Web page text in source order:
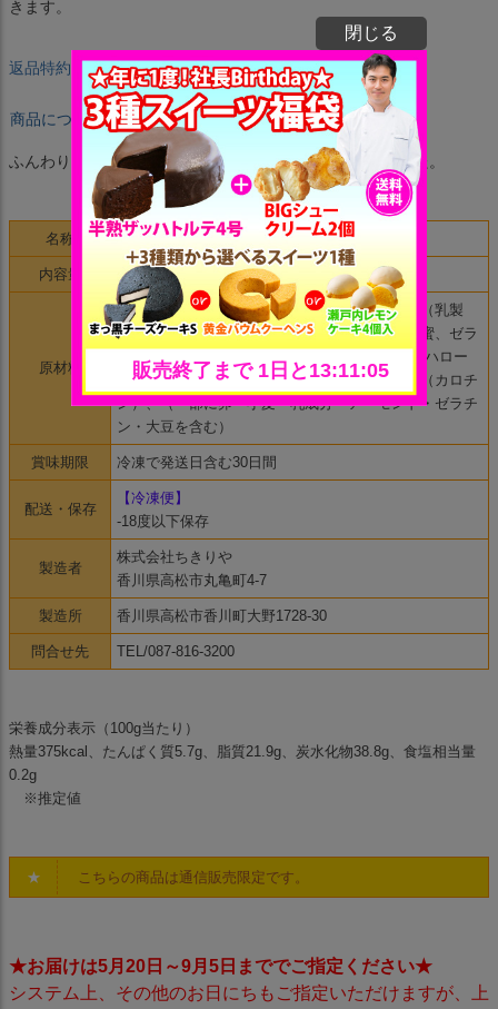
きます。
返品特約について
商品についてのお問い合わせ
ふんわりバウムクーヘンに、ブリュレアイスを合わせました。
名称 洋生菓子
内容量 8個（1個：直径7.5cm×高さ2.5cm）
原材料
卵（国産）、砂糖、小麦粉、バター、クリーム（乳製
品）、牛乳、アーモンド、植物油脂、水飴、蜂蜜、ゼラ
チン、寒天、食塩、洋酒、バニラビーンズ/トレハロー
ス、加工澱粉、乳化剤、膨張剤、香料、着色料（カロチ
ン）、（一部に卵・小麦・乳成分・アーモンド・ゼラチ
ン・大豆を含む）
賞味期限 冷凍で発送日含む30日間
配送・保存
【冷凍便】
-18度以下保存
製造者
株式会社ちきりや
香川県高松市丸亀町4-7
製造所 香川県高松市香川町大野1728-30
問合せ先 TEL/087-816-3200
栄養成分表示（100g当たり）
熱量375kcal、たんぱく質5.7g、脂質21.9g、炭水化物38.8g、食塩相当量
0.2g
※推定値
★ こちらの商品は通信販売限定です。
★お届けは5月20日～9月5日まででご指定ください★
システム上、その他のお日にちもご指定いただけますが、上
閉じる